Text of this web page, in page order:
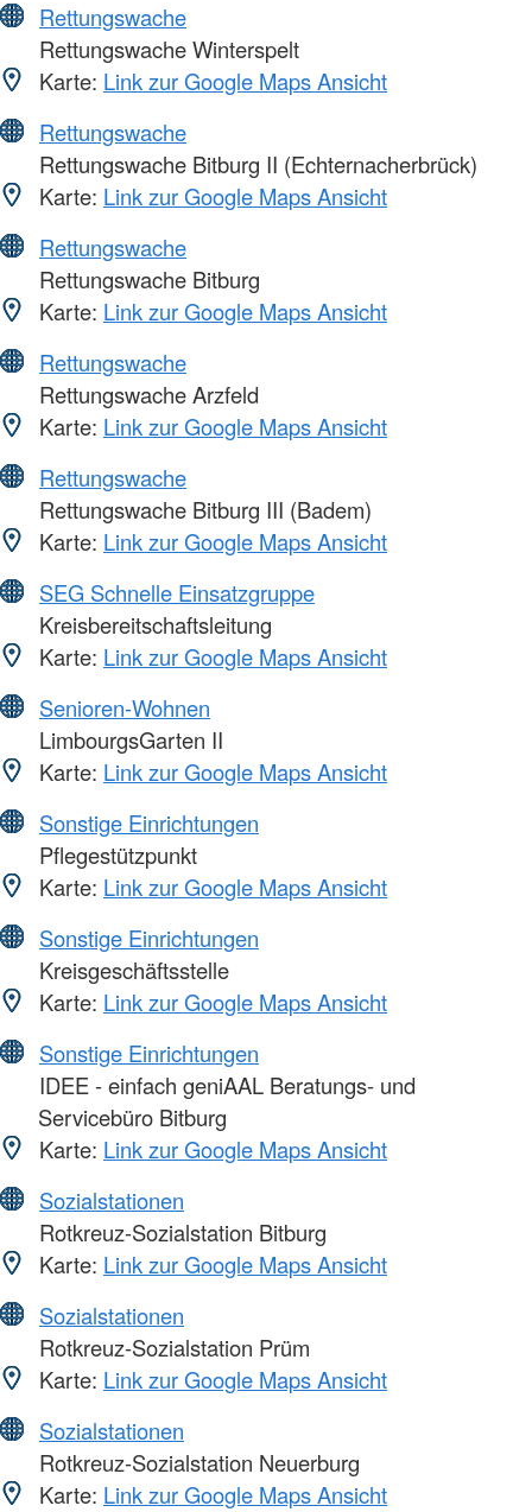
Rettungswache
Rettungswache Winterspelt
Karte: Link zur Google Maps Ansicht
Rettungswache
Rettungswache Bitburg II (Echternacherbrück)
Karte: Link zur Google Maps Ansicht
Rettungswache
Rettungswache Bitburg
Karte: Link zur Google Maps Ansicht
Rettungswache
Rettungswache Arzfeld
Karte: Link zur Google Maps Ansicht
Rettungswache
Rettungswache Bitburg III (Badem)
Karte: Link zur Google Maps Ansicht
SEG Schnelle Einsatzgruppe
Kreisbereitschaftsleitung
Karte: Link zur Google Maps Ansicht
Senioren-Wohnen
LimbourgsGarten II
Karte: Link zur Google Maps Ansicht
Sonstige Einrichtungen
Pflegestützpunkt
Karte: Link zur Google Maps Ansicht
Sonstige Einrichtungen
Kreisgeschäftsstelle
Karte: Link zur Google Maps Ansicht
Sonstige Einrichtungen
IDEE - einfach geniAAL Beratungs- und
Servicebüro Bitburg
Karte: Link zur Google Maps Ansicht
Sozialstationen
Rotkreuz-Sozialstation Bitburg
Karte: Link zur Google Maps Ansicht
Sozialstationen
Rotkreuz-Sozialstation Prüm
Karte: Link zur Google Maps Ansicht
Sozialstationen
Rotkreuz-Sozialstation Neuerburg
Karte: Link zur Google Maps Ansicht